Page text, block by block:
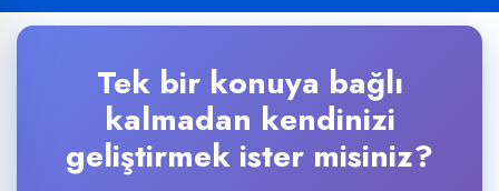
Tek bir konuya bağlı
kalmadan kendinizi
geliştirmek ister misiniz?